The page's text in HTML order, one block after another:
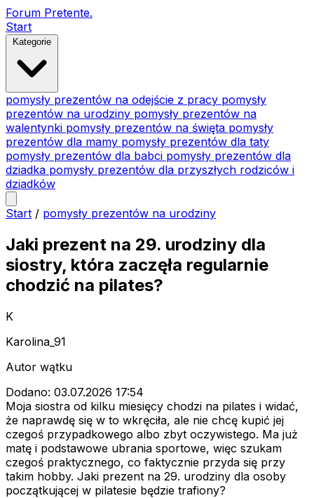
Forum Pretente.
Start
Kategorie
pomysły prezentów na odejście z pracy pomysły
prezentów na urodziny pomysły prezentów na
walentynki pomysły prezentów na święta pomysły
prezentów dla mamy pomysły prezentów dla taty
pomysły prezentów dla babci pomysły prezentów dla
dziadka pomysły prezentów dla przyszłych rodziców i
dziadków
Start / pomysły prezentów na urodziny
Jaki prezent na 29. urodziny dla
siostry, która zaczęła regularnie
chodzić na pilates?
K
Karolina_91
Autor wątku
Dodano: 03.07.2026 17:54
Moja siostra od kilku miesięcy chodzi na pilates i widać,
że naprawdę się w to wkręciła, ale nie chcę kupić jej
czegoś przypadkowego albo zbyt oczywistego. Ma już
matę i podstawowe ubrania sportowe, więc szukam
czegoś praktycznego, co faktycznie przyda się przy
takim hobby. Jaki prezent na 29. urodziny dla osoby
początkującej w pilatesie będzie trafiony?